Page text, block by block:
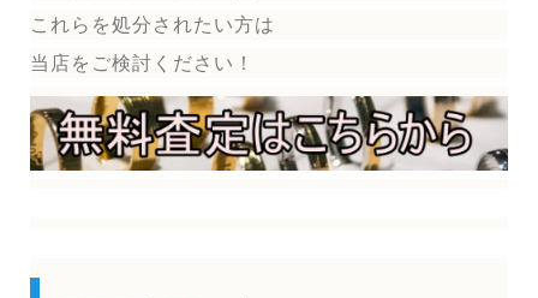
これらを処分されたい方は
当店をご検討ください！